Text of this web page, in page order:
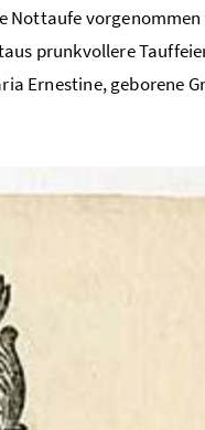
Nottaufe
prunkvollere
Ernestine, geborene